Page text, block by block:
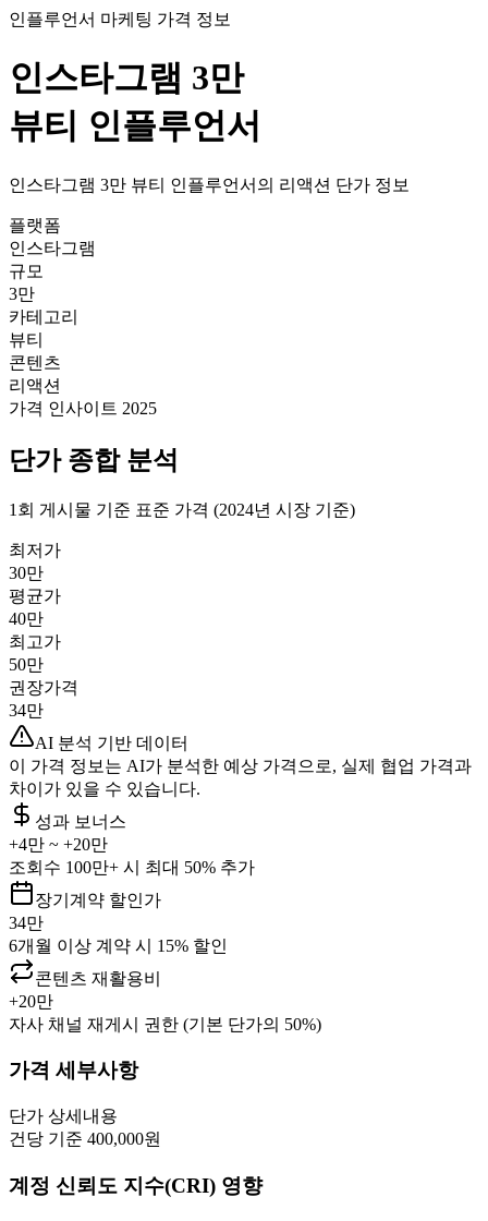
인플루언서 마케팅 가격 정보
인스타그램 3만
뷰티 인플루언서
인스타그램 3만 뷰티 인플루언서의 리액션 단가 정보
플랫폼
인스타그램
규모
3만
카테고리
뷰티
콘텐츠
리액션
가격 인사이트 2025
단가종합 분석
1회 게시물 기준 표준 가격 (2024년 시장 기준)
최저가
30만
평균가
40만
최고가
50만
권장가격
34만
AI 분석 기반 데이터
이 가격 정보는 AI가 분석한 예상 가격으로, 실제 협업 가격과
차이가 있을 수 있습니다.
성과 보너스
+4만 ~ +20만
조회수 100만+ 시 최대 50% 추가
장기계약 할인가
34만
6개월 이상 계약 시 15% 할인
콘텐츠 재활용비
+20만
자사 채널 재게시 권한 (기본 단가의 50%)
가격 세부사항
단가 상세내용
건당 기준 400,000원
계정 신뢰도 지수(CRI) 영향